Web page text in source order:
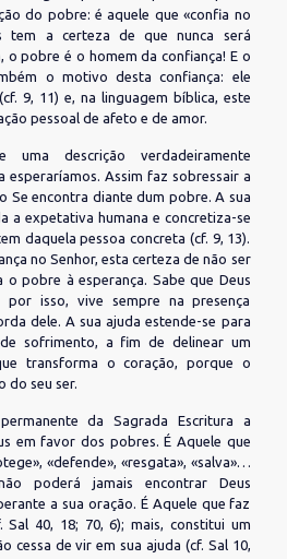
do pobre: é aquele que «confia no
tem a certeza de que nunca será
o pobre é o homem da confiança! E o
o motivo desta confiança: ele
9, 11) e, na linguagem bíblica, este
pessoal de afeto e de amor.
uma descrição verdadeiramente
esperaríamos. Assim faz sobressair a
Se encontra diante dum pobre. A sua
a expetativa humana e concretiza-se
daquela pessoa concreta (cf. 9, 13).
no Senhor, esta certeza de não ser
o pobre à esperança. Sabe que Deus
isso, vive sempre na presença
dele. A sua ajuda estende-se para
sofrimento, a fim de delinear um
transforma o coração, porque o
do seu ser.
da Sagrada Escritura a
em favor dos pobres. É Aquele que
«defende», «resgata», «salva»…
poderá jamais encontrar Deus
a sua oração. É Aquele que faz
Sal 40, 18; 70, 6); mais, constitui um
cessa de vir em sua ajuda (cf. Sal 10,